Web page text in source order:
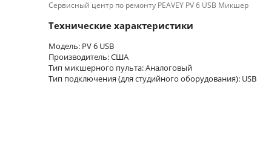
Сервисный центр по ремонту PEAVEY PV 6 USB Микшер
Технические характеристики
Модель: PV 6 USB
Производитель: США
Тип микшерного пульта: Аналоговый
Тип подключения (для студийного оборудования): USB